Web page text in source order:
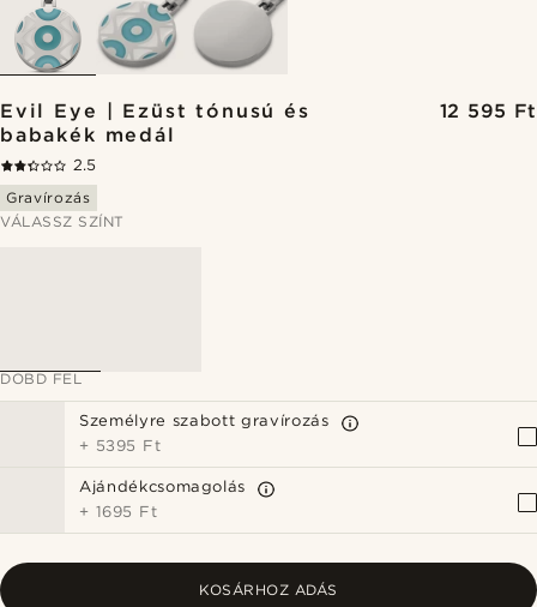
Evil Eye | Ezüst tónusú és
babakék medál
12 595 Ft
2.5
Gravírozás
VÁLASSZ SZÍNT
DOBD FEL
Személyre szabott gravírozás
+ 5395 Ft
Ajándékcsomagolás
+ 1695 Ft
KOSÁRHOZ ADÁS